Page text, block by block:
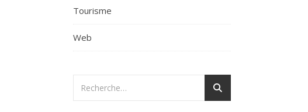
Tourisme
Web